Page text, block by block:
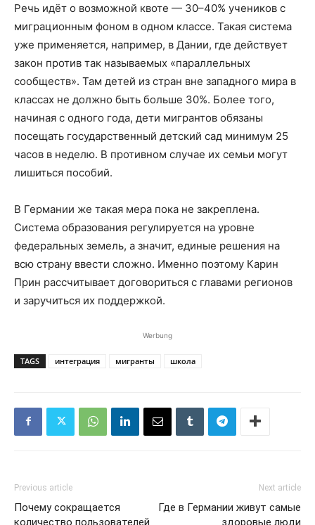
Речь идёт о возможной квоте — 30–40% учеников с
миграционным фоном в одном классе. Такая система
уже применяется, например, в Дании, где действует
закон против так называемых «параллельных
сообществ». Там детей из стран вне западного мира в
классах не должно быть больше 30%. Более того,
начиная с одного года, дети мигрантов обязаны
посещать государственный детский сад минимум 25
часов в неделю. В противном случае их семьи могут
лишиться пособий.
В Германии же такая мера пока не закреплена.
Система образования регулируется на уровне
федеральных земель, а значит, единые решения на
всю страну ввести сложно. Именно поэтому Карин
Прин рассчитывает договориться с главами регионов
и заручиться их поддержкой.
Werbung
TAGS интеграция мигранты школа
Previous article
Почему сокращается
количество пользователей
Next article
Где в Германии живут самые
здоровые люди